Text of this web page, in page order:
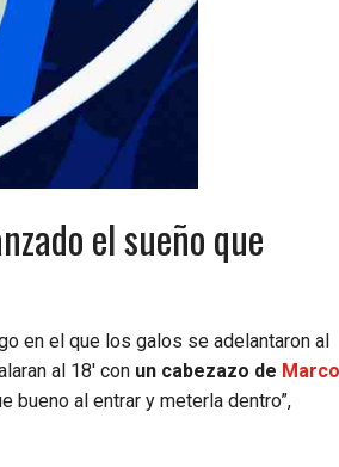
el sueño que
en el que los galos se adelantaron al
al 18′ con un cabezazo de Marco
bueno al entrar y meterla dentro”,